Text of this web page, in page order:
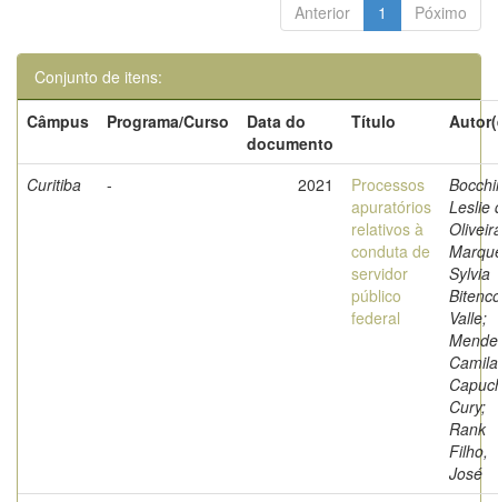
Anterior 1 Póximo
Conjunto de itens:
Câmpus
Programa/Curso
Data do
documento
Título
Curitiba - 2021
Processos
apuratórios
relativos à
conduta de
servidor
público
federal
Leslie
Sylvia
Valle;
Camila
Cury;
Rank
Filho,
José